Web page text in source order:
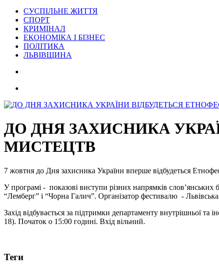
СУСПІЛЬНЕ ЖИТТЯ
СПОРТ
КРИМІНАЛ
ЕКОНОМІКА І БІЗНЕС
ПОЛІТИКА
ЛЬВІВЩИНА
ДО ДНЯ ЗАХИСНИКА
МИСТЕЦТВ
7 жовтня до Дня захисника України вперше відбудеться
У програмі - показові виступи різних напрямків
“Лемберг” і “Чорна Галич”. Організатор фестивалю -
Захід відбувається за підтримки департаменту внутрішньої
18). Початок о 15:00 годині. Вхід вільний.
Теги